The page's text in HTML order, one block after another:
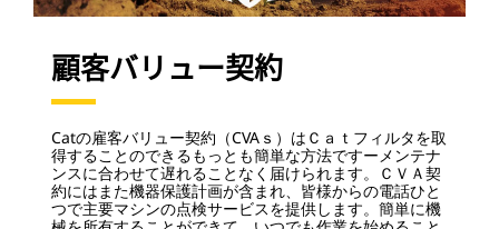
顧客バリュー契約
Catの雇客バリュー契約（CVAｓ）はＣａｔフィルタを取
得することのできるもっとも簡単な方法ですーメンテナ
ンスに合わせて遅れることなく届けられます。ＣＶＡ契
約にはまた機器保護計画が含まれ、皆様からの電話ひと
つで主要マシンの点検サービスを提供します。簡単に機